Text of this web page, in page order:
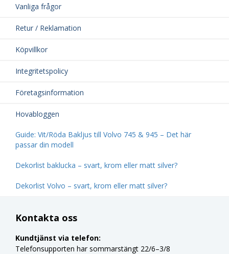
Vanliga frågor
Retur / Reklamation
Köpvillkor
Integritetspolicy
Företagsinformation
Hovabloggen
Guide: Vit/Röda Bakljus till Volvo 745 & 945 – Det här
passar din modell
Dekorlist baklucka – svart, krom eller matt silver?
Dekorlist Volvo – svart, krom eller matt silver?
Kontakta oss
Kundtjänst via telefon:
Telefonsupporten har sommarstängt 22/6–3/8